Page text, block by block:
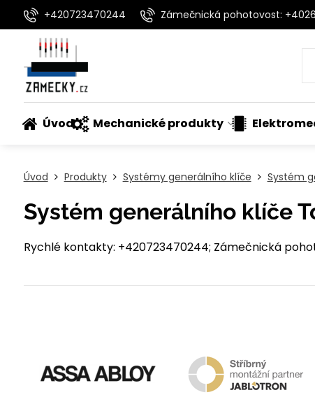
+420723470244 Zámečnická pohotovost:
Úvod Mechanické produkty
Úvod Produkty Systémy generálního klíče Systém
Systém generálního klíče
Rychlé kontakty: +420723470244; Zámečnická